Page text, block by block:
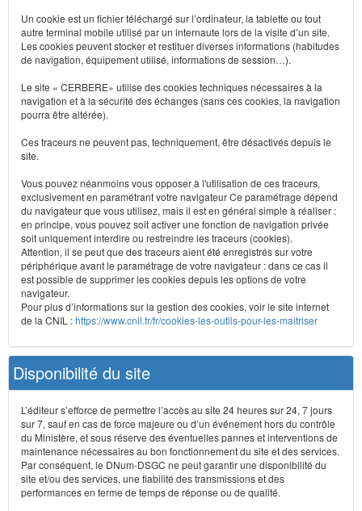
Un cookie est un fichier téléchargé sur l’ordinateur, la tablette ou tout
autre terminal mobile utilisé par un internaute lors de la visite d’un site.
Les cookies peuvent stocker et restituer diverses informations (habitudes
de navigation, équipement utilisé, informations de session…).
Le site « CERBERE» utilise des cookies techniques nécessaires à la
navigation et à la sécurité des échanges (sans ces cookies, la navigation
pourra être altérée).
Ces traceurs ne peuvent pas, techniquement, être désactivés depuis le
site.
Vous pouvez néanmoins vous opposer à l'utilisation de ces traceurs,
exclusivement en paramétrant votre navigateur Ce paramétrage dépend
du navigateur que vous utilisez, mais il est en général simple à réaliser :
en principe, vous pouvez soit activer une fonction de navigation privée
soit uniquement interdire ou restreindre les traceurs (cookies).
Attention, il se peut que des traceurs aient été enregistrés sur votre
périphérique avant le paramétrage de votre navigateur : dans ce cas il
est possible de supprimer les cookies depuis les options de votre
navigateur.
Pour plus d’informations sur la gestion des cookies, voir le site internet
de la CNIL :https://www.cnil.fr/fr/cookies-les-outils-pour-les-maitriser
Disponibilité du site
L’éditeur s’efforce de permettre l’accès au site 24 heures sur 24, 7 jours
sur 7, sauf en cas de force majeure ou d’un événement hors du contrôle
du Ministère, et sous réserve des éventuelles pannes et interventions de
maintenance nécessaires au bon fonctionnement du site et des services.
Par conséquent, le DNum-DSGC ne peut garantir une disponibilité du
site et/ou des services, une fiabilité des transmissions et des
performances en terme de temps de réponse ou de qualité.